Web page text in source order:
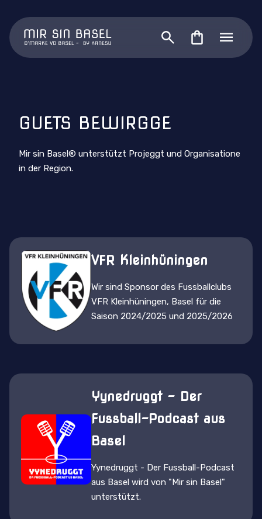
GUETS BEWIRGGE
Mir sin Basel® unterstützt Projeggt und Organisatione
in der Region.
VFR Kleinhüningen
Wir sind Sponsor des Fussballclubs
VFR Kleinhüningen, Basel für die
Saison 2024/2025 und 2025/2026
Yynedruggt - Der
Fussball-Podcast aus
Basel
Yynedruggt - Der Fussball-Podcast
aus Basel wird von "Mir sin Basel"
unterstützt.